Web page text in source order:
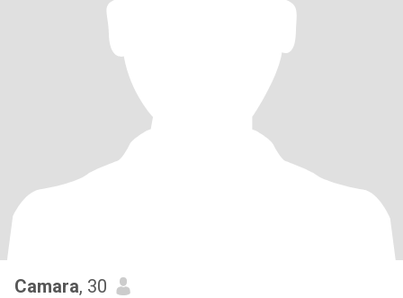
Camara, 30